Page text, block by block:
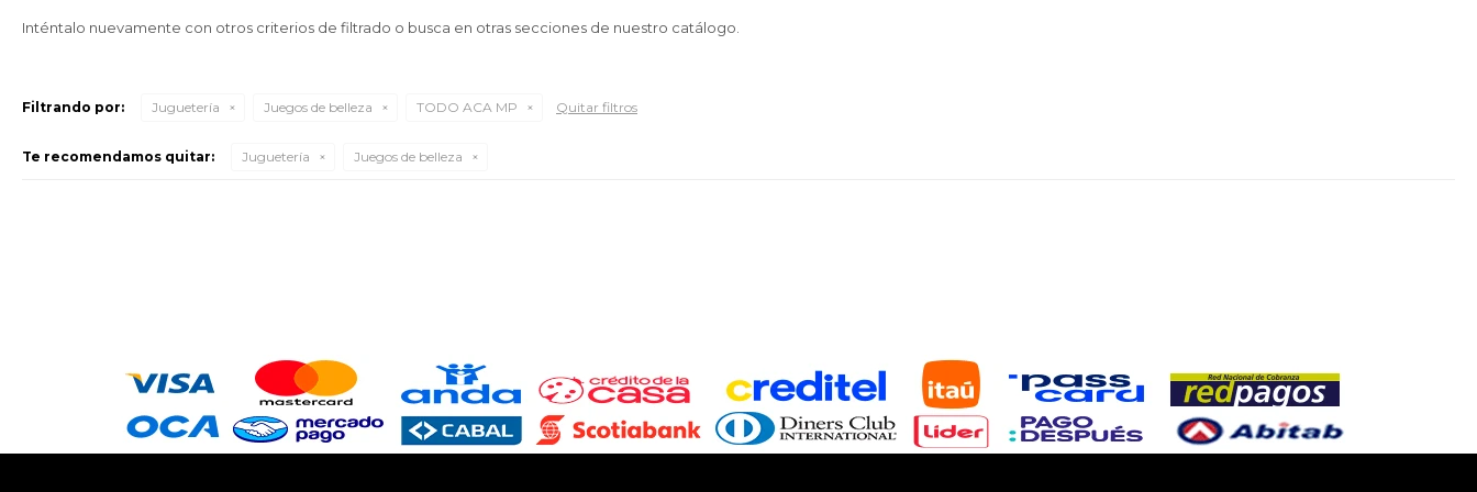
Inténtalo nuevamente con otros criterios de filtrado o busca en otras secciones de nuestro catálogo.
Filtrando por: Juguetería Juegos de belleza TODO ACA MP Quitar filtros
Te recomendamos quitar: Juguetería Juegos de belleza